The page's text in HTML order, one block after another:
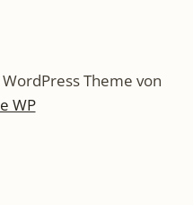
Theme von
WP